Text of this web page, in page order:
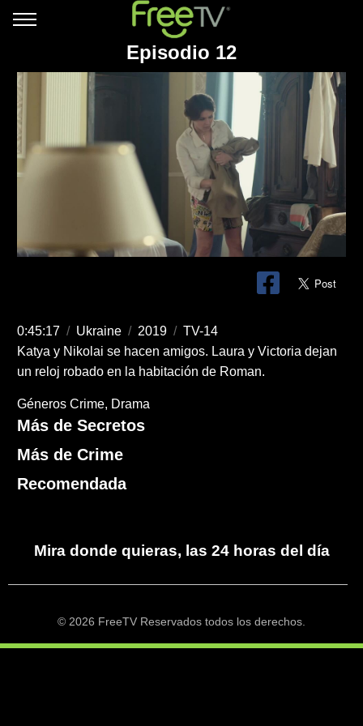
Episodio 12
0:45:17 / Ukraine / 2019 / TV-14
Katya y Nikolai se hacen amigos. Laura y Victoria dejan
un reloj robado en la habitación de Roman.
Géneros Crime Drama
Más de Secretos
Más de Crime
Recomendada
Mira donde quieras, las 24 horas del día
© 2026 FreeTV Reservados todos los derechos.